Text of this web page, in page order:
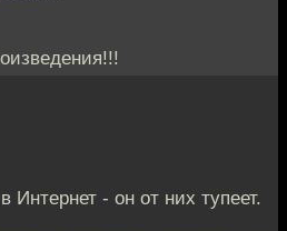
Интернет - он от них тупеет.